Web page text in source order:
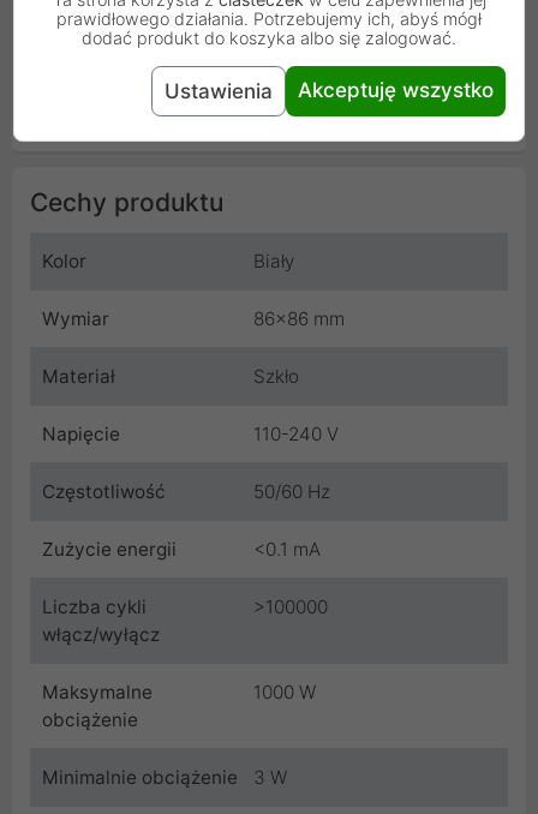
Cechy produktu
Kolor Biały
Wymiar 86x86 mm
Materiał Szkło
Napięcie 110-240 V
Częstotliwość 50/60 Hz
Zużycie energii <0.1 mA
Liczba cykli
włącz/wyłącz
>100000
Maksymalne
obciążenie
1000 W
Minimalnie obciążenie 3 W
prawidłowego działania. Potrzebujemy ich, abyś mógł
dodać produkt do koszyka albo się zalogować.
Ustawienia Akceptuję wszystko